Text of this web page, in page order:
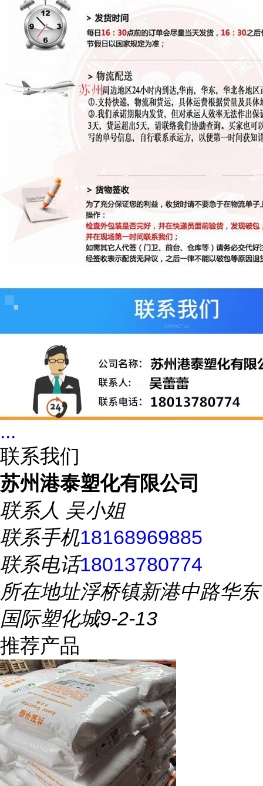
...
联系我们
苏州港泰塑化有限公司
联系人 吴小姐
联系手机18168969885
联系电话18013780774
所在地址浮桥镇新港中路华东
国际塑化城9-2-13
推荐产品